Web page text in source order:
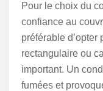
Pour le choix du
confiance au
préférable
rectangulaire ou
important. Un
fumées et